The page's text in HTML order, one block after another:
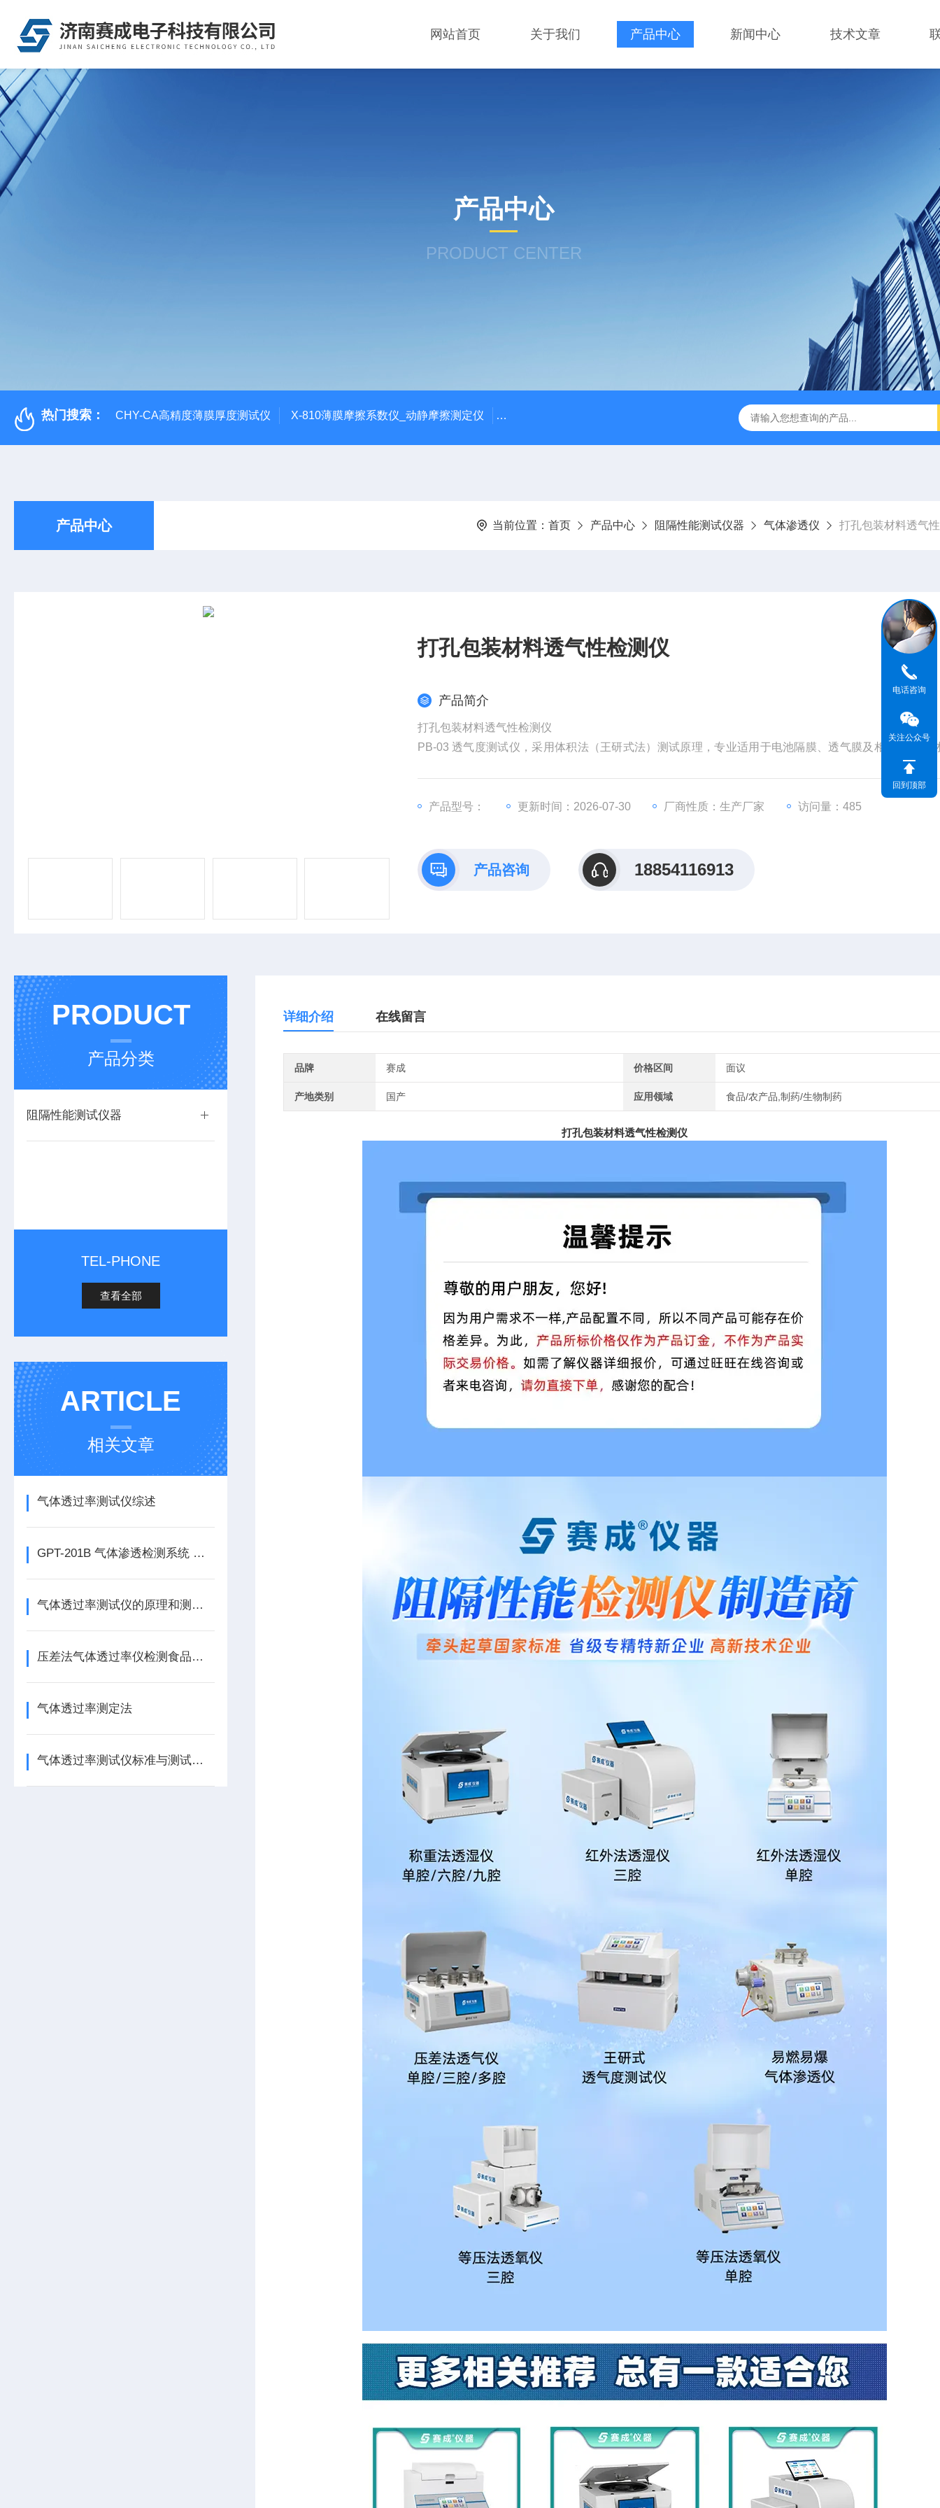
网站首页 关于我们 产品中心 新闻中心 技术文章
产品中心
PRODUCT CENTER
热门搜索： CHY-CA高精度薄膜厚度测试仪 X-810薄膜摩擦系数仪_动静摩擦测定仪 SCK-H玻璃瓶耐热冲击检测仪 赛成仪器 密封测漏仪 密封检测设备
产品中心 当前位置： 首页 产品中心 阻隔性能测试仪器 气体渗透仪 打孔包装材料透气
打孔包装材料透气性检测仪
产品简介
打孔包装材料透气性检测仪
PB-03 透气度测试仪，采用体积法（王研式法）测试原理，专业适用于电池隔膜、透气膜及相关聚合物
产品型号： 更新时间：2026-07-30 厂商性质：生产厂家 访问量：485
产品咨询 18854116913
PRODUCT
产品分类
阻隔性能测试仪器
TEL-PHONE
查看全部
ARTICLE
相关文章
气体透过率测试仪综述
GPT-201B 气体渗透检测系统 压差法透气性检测仪简介
气体透过率测试仪的原理和测试方法
压差法气体透过率仪检测食品包装的阻氧性能
气体透过率测定法
气体透过率测试仪标准与测试原理
详细介绍 在线留言
品牌 赛成 价格区间 面议
产地类别 国产 应用领域 食品/农产品,制药/生物制药
打孔包装材料透气性检测仪
电话咨询
关注公众号
回到顶部